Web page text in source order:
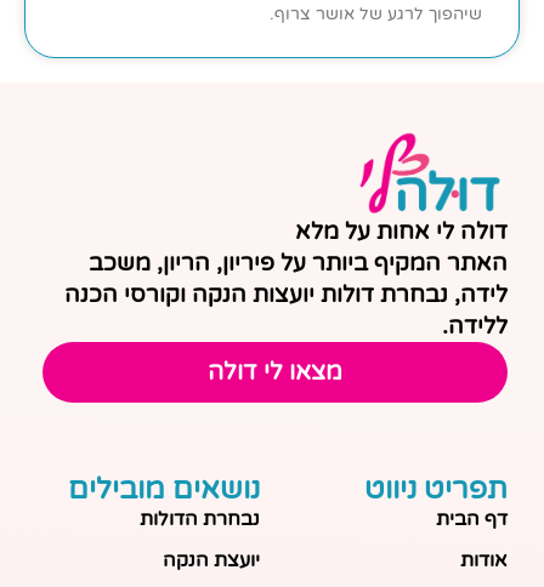
שיהפוך לרגע של אושר צרוף.
דולה לי אחות על מלא
האתר המקיף ביותר על פיריון, הריון, משכב
לידה, נבחרת דולות יועצות הנקה וקורסי הכנה
ללידה.
מצאו לי דולה
תפריט ניווט
דף הבית
אודות
נושאים מובילים
נבחרת הדולות
יועצת הנקה